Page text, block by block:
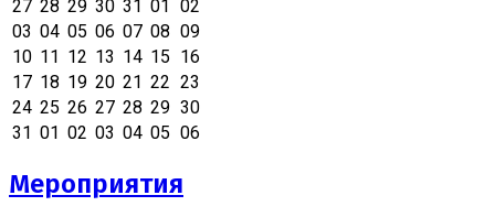
27 28 29 30 31 01 02
03 04 05 06 07 08 09
10 11 12 13 14 15 16
17 18 19 20 21 22 23
24 25 26 27 28 29 30
31 01 02 03 04 05 06
Мероприятия